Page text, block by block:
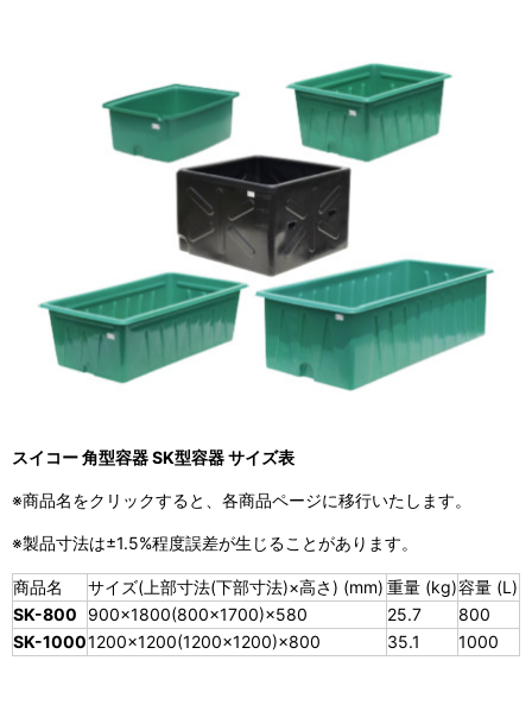
スイコー 角型容器 SK型容器 サイズ表
※商品名をクリックすると、各商品ページに移行いたします。
※製品寸法は±1.5%程度誤差が生じることがあります。
商品名 サイズ(上部寸法(下部寸法)×高さ) (mm) 重量 (kg)容量 (L)
SK-800
900×1800(800×1700)×580 25.7
800
SK-10001200×1200(1200×1200)×800 35.1 1000